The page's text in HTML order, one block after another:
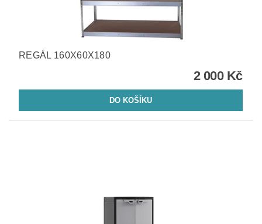
REGÁL 160X60X180
2 000 Kč